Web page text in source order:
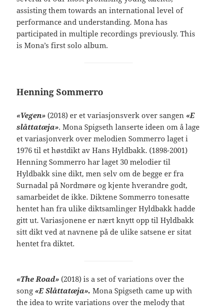
assisting them towards an international level of
performance and understanding. Mona has
participated in multiple recordings previously. This
is Mona’s first solo album.
Henning Sommerro
«Vegen» (2018) er et variasjonsverk over sangen «E
slåttatæja». Mona Spigseth lanserte ideen om å lage
et variasjonverk over melodien Sommerro laget i
1976 til et høstdikt av Hans Hyldbakk. (1898-2001)
Henning Sommerro har laget 30 melodier til
Hyldbakk sine dikt, men selv om de begge er fra
Surnadal på Nordmøre og kjente hverandre godt,
samarbeidet de ikke. Diktene Sommerro tonesatte
hentet han fra ulike diktsamlinger Hyldbakk hadde
gitt ut. Variasjonene er nært knytt opp til Hyldbakk
sitt dikt ved at navnene på de ulike satsene er sitat
hentet fra diktet.
«The Road» (2018) is a set of variations over the
song «E Slåttatæja». Mona Spigseth came up with
the idea to write variations over the melody that